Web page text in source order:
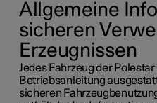
Allgemeine
sicheren
Erzeugnissen
Jedes Fahrzeug der
Betriebsanleitung
sicheren